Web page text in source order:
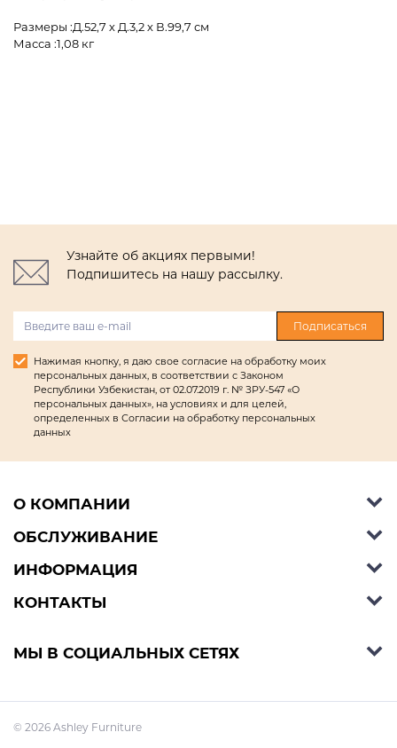
Размеры :Д.52,7 х Д.3,2 х В.99,7 см
Масса :1,08 кг
Узнайте об акциях первыми!
Подпишитесь на нашу рассылку.
Подписаться
Нажимая кнопку, я даю свое согласие на обработку моих
персональных данных, в соответствии с Законом
Республики Узбекистан, от 02.07.2019 г. № ЗРУ-547 «О
персональных данных», на условиях и для целей,
определенных в Согласии на обработку персональных
данных
О КОМПАНИИ
Об Ashley Furniture HomeStore
Контакты
ОБСЛУЖИВАНИЕ
Справочный центр
Способы оплаты
Оплата в рассрочку
ИНФОРМАЦИЯ
Блог
Политика конфиденциальности
КОНТАКТЫ
Телефон: +998 77 494 09 99
Баходыра 2/1
МЫ В СОЦИАЛЬНЫХ СЕТЯХ
© 2026 Ashley Furniture